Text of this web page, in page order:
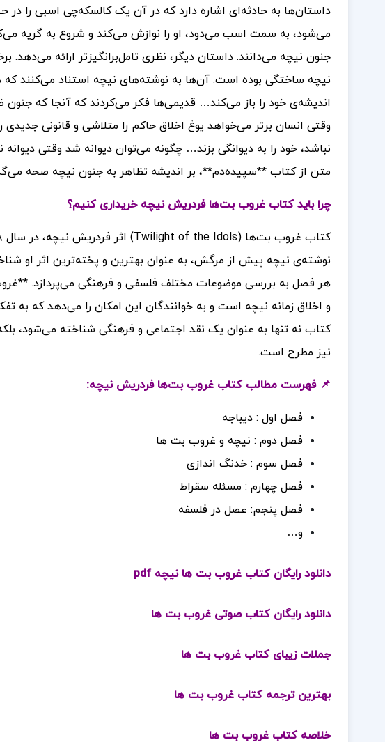
داستان‌ها به حادثه‌ای اشاره دارد که در آن یک کالسکه‌چی اسبی را
می‌شود، به سمت اسب می‌دود، او را نوازش می‌کند و شروع به گریه
جنون نیچه می‌دانند. داستان دیگر، نظری تامل‌برانگیزتر ارائه
نیچه ساختگی بوده است. آن‌ها به نوشته‌های نیچه استناد می‌کنند که
اندیشه‌ی خود را باز می‌کند… قدیمی‌ها فکر می‌کردند که آنجا که
وقتی انسان برتر می‌خواهد یوغ اخلاق حاکم را متلاشی و قانونی جدیدی
نباشد، خود را به دیوانگی بزند… چگونه می‌توان دیوانه شد وقتی
متن از کتاب **سپیده‌دم**، بر اندیشه تظاهر به جنون نیچه صحه
چرا باید کتاب غروب بت‌ها فردریش نیچه خریداری کنیم؟
هر فصل به بررسی موضوعات مختلف فلسفی و فرهنگی می‌پردازد.
و اخلاق زمانه نیچه است و به خوانندگان این امکان را می‌دهد که به
کتاب نه تنها به عنوان یک نقد اجتماعی و فرهنگی شناخته می‌شود،
نیز مطرح است.
📌 فهرست مطالب کتاب غروب بت‌ها فردریش نیچه:
فصل اول : دیباجه
فصل دوم : نیچه و غروب بت ها
فصل سوم : خدنگ اندازی
فصل چهارم : مسئله سقراط
فصل پنجم: عصل در فلسفه
و…
دانلود رایگان کتاب غروب بت ها نیچه pdf
دانلود رایگان کتاب صوتی غروب بت ها
جملات زیبای کتاب غروب بت ها
بهترین ترجمه کتاب غروب بت ها
خلاصه کتاب غروب بت ها